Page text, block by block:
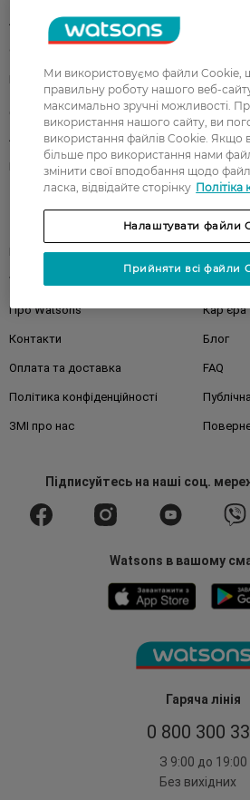
Гаряча лінія
0 800 300
З 9:00 до 19:00
Без вихідних
Акції
Подарунки Діти
Волосся
Аксесуари
Бренди
Правила та умови
Watsons Club
Про Watsons Кар'єра
Контакти Блог
Оплата та доставка FAQ
Політика конфіденційності
ЗМІ про нас
Підписуйтесьна наші соц.
Watsons в вашому
Ми використовуємо файли Cookie,
правильну роботу нашого веб-
максимально зручні можливості.
використання нашого сайту, ви
використання файлів Cookie. Якщо
більше про використання нами
змінити свої вподобання щодо
ласка, відвідайте сторінку Політіка
Налаштувати файли
Прийняти всі файли